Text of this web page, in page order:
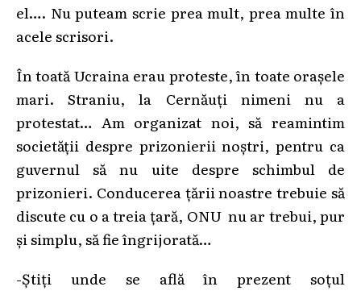
el…. Nu puteam scrie prea mult, prea multe în
acele scrisori.
În toată Ucraina erau proteste, în toate orașele
mari. Straniu, la Cernăuți nimeni nu a
protestat… Am organizat noi, să reamintim
societății despre prizonierii noștri, pentru ca
guvernul să nu uite despre schimbul de
prizonieri. Conducerea țării noastre trebuie să
discute cu o a treia țară, ONU nu ar trebui, pur
și simplu, să fie îngrijorată…
-Știți unde se află în prezent soțul